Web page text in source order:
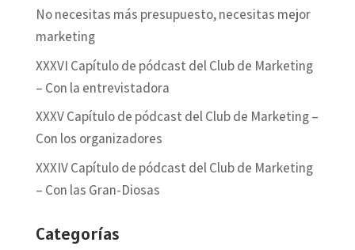
No necesitas más presupuesto, necesitas mejor
marketing
XXXVI Capítulo de pódcast del Club de Marketing
– Con la entrevistadora
XXXV Capítulo de pódcast del Club de Marketing –
Con los organizadores
XXXIV Capítulo de pódcast del Club de Marketing
– Con las Gran-Diosas
Categorías